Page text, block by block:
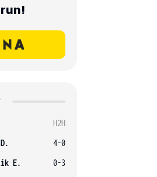
H2H
4-0
E.
0-3